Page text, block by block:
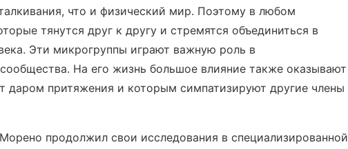
что и физический мир. Поэтому в любом
тянутся друг к другу и стремятся объединиться в
Эти микрогруппы играют важную роль в
На его жизнь большое влияние также оказывают
даром притяжения и которым симпатизируют другие члены
продолжил свои исследования в специализированной